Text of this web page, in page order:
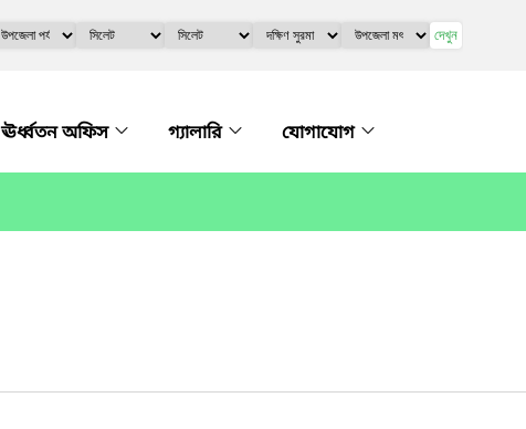
দেখুন
ঊর্ধ্বতন অফিস গ্যালারি যোগাযোগ